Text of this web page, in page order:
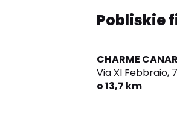
Pobliskie
CHARME
Via XI Febbraio,
o 13,7 km